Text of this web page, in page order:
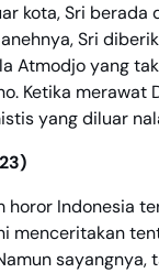
kota, Sri berada
Sri
Atmodjo yang
Ketika merawat
yang diluar
horor Indonesia
menceritakan
sayangnya,